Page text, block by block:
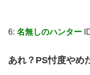
6: 名無しのハンター
あれ？PS忖度やめ